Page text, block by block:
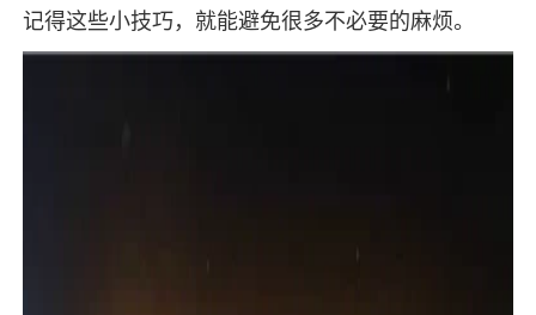
记得这些小技巧，就能避免很多不必要的麻烦。